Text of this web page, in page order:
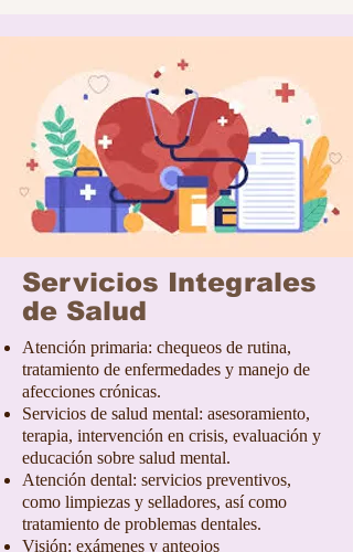
Servicios Integrales
de Salud
Atención primaria: chequeos de rutina,
tratamiento de enfermedades y manejo de
afecciones crónicas.
Servicios de salud mental: asesoramiento,
terapia, intervención en crisis, evaluación y
educación sobre salud mental.
Atención dental: servicios preventivos,
como limpiezas y selladores, así como
tratamiento de problemas dentales.
Visión: exámenes y anteojos